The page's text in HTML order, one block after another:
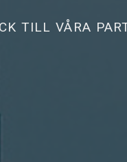
TILL VÅRA